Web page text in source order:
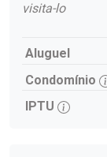
visita-lo
Aluguel
Condomínio
IPTU